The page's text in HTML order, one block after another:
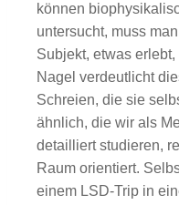
können
untersucht, muss
Subjekt, etwas
Nagel verdeutlicht
Schreien, die sie
ähnlich, die wir als
detailliert studieren,
Raum orientiert.
einem LSD-Trip in